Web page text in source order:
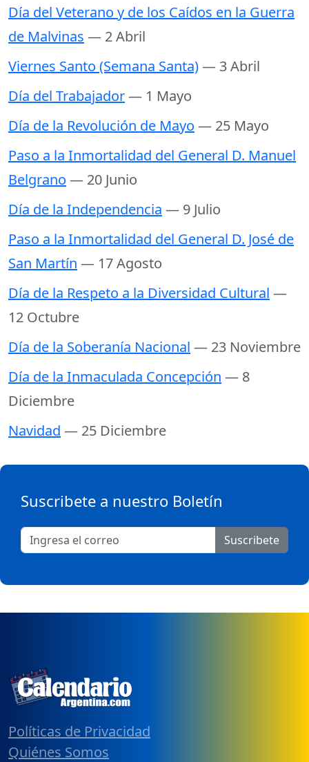
Día del Veterano y de los Caídos en la Guerra
de Malvinas — 2 Abril
Viernes Santo (Semana Santa)— 3 Abril
Día del Trabajador— 1 Mayo
Día de la Revolución de Mayo — 25 Mayo
Paso a la Inmortalidad del General D. Manuel
Belgrano — 20 Junio
Día de la Independencia — 9 Julio
Paso a la Inmortalidad del General D. José de
San Martín — 17 Agosto
Día de la Respeto a la Diversidad Cultural —
12 Octubre
Día de la Soberanía Nacional — 23 Noviembre
Día de la Inmaculada Concepción — 8
Diciembre
Navidad — 25 Diciembre
Suscribete a nuestro Boletín
Suscribete
Políticas de Privacidad
Quiénes Somos